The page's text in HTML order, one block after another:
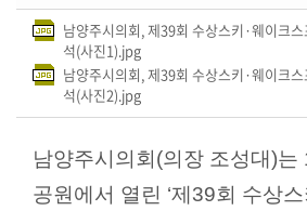
정
활
동
의
회
소
식
남양주시의회, 제39회 수상스키·웨이크
석(사진1).jpg
남양주시의회, 제39회 수상스키·웨이크
석(사진2).jpg
남양주시의회 (의장 조성대)는
공원에서 열린 ‘제 39회 수상스